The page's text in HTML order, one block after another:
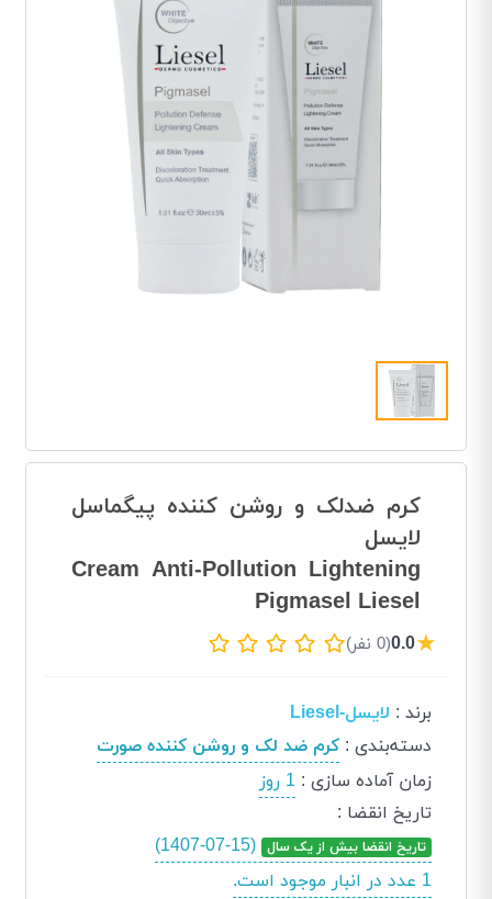
کرم ضدلک و روشن کننده پیگماسل
لایسل
Cream Anti-Pollution Lightening
Pigmasel Liesel
★
0.0(0 نفر)
برند : لایسل-Liesel
دسته‌بندی :کرم ضد لک و روشن کننده صورت
زمان آماده سازی :1 روز
تاریخ انقضا :
تاریخ انقضا بیش از یک سال (1407-07-15)
1 عدد در انبار موجود است.